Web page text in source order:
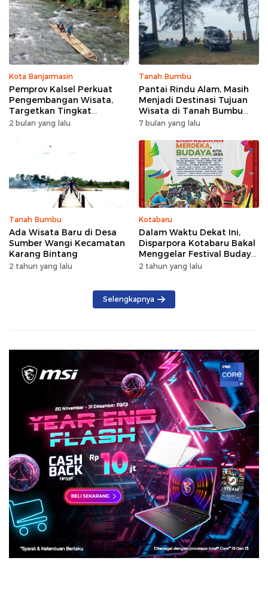
Kota Banjarmasin
Pemprov Kalsel Perkuat
Pengembangan Wisata,
Targetkan Tingkat
Kunjungan Naik 5 Persen di
2 bulan yang lalu
Tanah Bumbu
Pantai Rindu Alam, Masih
Menjadi Destinasi Tujuan
Wisata di Tanah Bumbu
dengan Rindangnya Pohon
7 bulan yang lalu
Tanah Bumbu
Ada Wisata Baru di Desa
Sumber Wangi Kecamatan
Karang Bintang
2 tahun yang lalu
Kotabaru
Dalam Waktu Dekat Ini,
Disparpora Kotabaru Bakal
Menggelar Festival Budaya
Saijaan 2024
2 tahun yang lalu
Selengkapnya